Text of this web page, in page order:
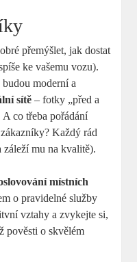
přemýšlet, jak dostat
ke vašemu vozu).
moderní a
sítě – fotky „před a
A co třeba pořádání
Každý rád
záleží mu na kvalitě).
místních
o pravidelné služby
vztahy a zvykejte si,
pověsti o skvělém